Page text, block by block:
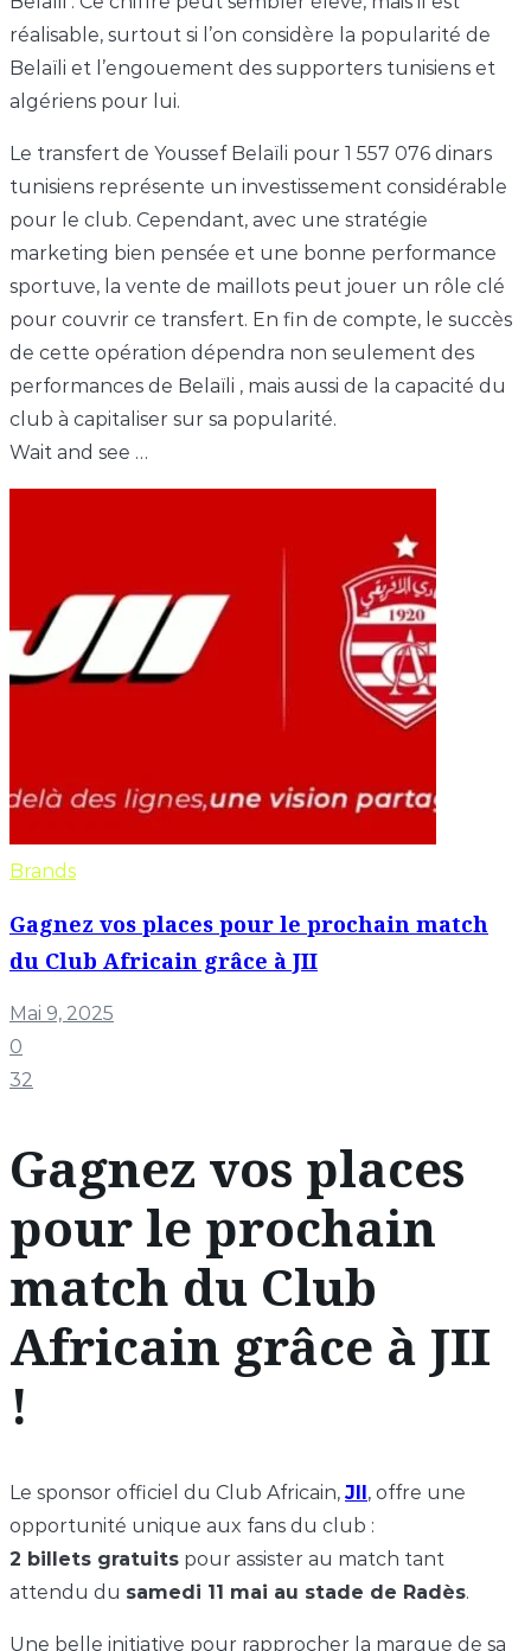
réalisable, surtout si l’on considère la popularité de
Belaïli et l’engouement des supporters tunisiens et
algériens pour lui.
Le transfert de Youssef Belaïli pour 1 557 076 dinars
tunisiens représente un investissement considérable
pour le club. Cependant, avec une stratégie
marketing bien pensée et une bonne performance
sportuve, la vente de maillots peut jouer un rôle clé
pour couvrir ce transfert. En fin de compte, le succès
de cette opération dépendra non seulement des
performances de Belaïli , mais aussi de la capacité du
club à capitaliser sur sa popularité.
Wait and see …
Brands
Gagnez vos places pour le prochain match
du Club Africain grâce à JII
Mai 9, 2025
0
32
Gagnez vos places
pour le prochain
match du Club
Africain grâce à JII
!
Le sponsor officiel du Club Africain, JII, offre une
opportunité unique aux fans du club :
2 billets gratuits pour assister au match tant
attendu du samedi 11 mai au stade de Radès.
Une belle initiative pour rapprocher la marque de sa